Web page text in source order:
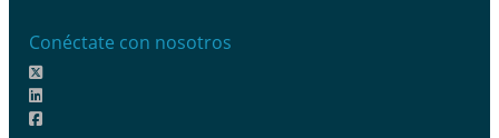
Conéctate con nosotros